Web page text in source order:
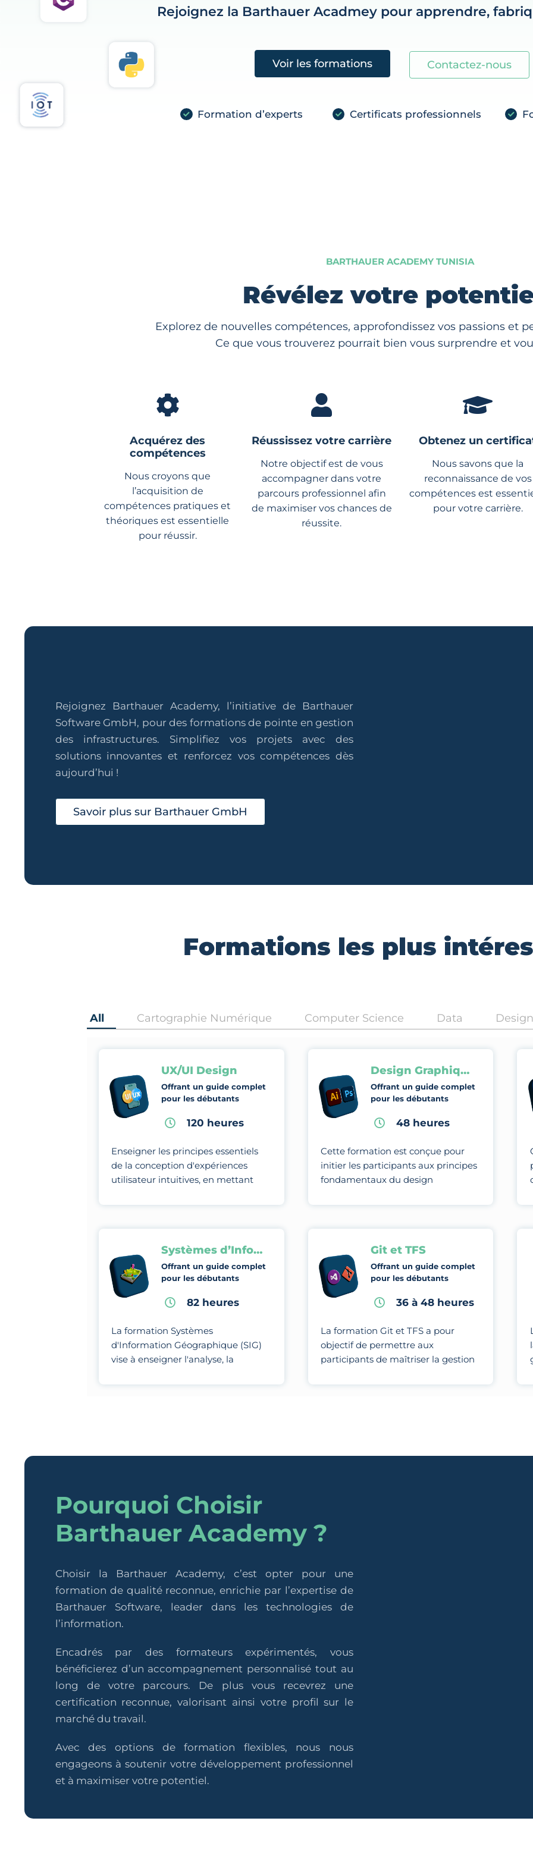
Rejoignez la Barthauer Acadmey pour apprendre,
Voir les formations Contactez-nous
Formation d’experts Certificats professionnels
BARTHAUER ACADEMY TUNISIA
Révélez votre
Explorez de nouvelles compétences, approfondissez vos passions et
Ce que vous trouverez pourrait bien vous surprendre et
Acquérez des
compétences
Nous croyons que
l’acquisition de
compétences pratiques et
théoriques est essentielle
pour réussir.
Réussissez votre carrière
Notre objectif est de vous
accompagner dans votre
parcours professionnel afin
de maximiser vos chances de
réussite.
Obtenez un
Nous savons que la
reconnaissance de vos
compétences est
pour votre carrière.
Rejoignez Barthauer Academy, l’initiative de Barthauer
Software GmbH, pour des formations de pointe en gestion
des infrastructures. Simplifiez vos projets avec des
solutions innovantes et renforcez vos compétences dès
aujourd’hui !
Savoir plus sur Barthauer GmbH
Formations les plus
All Cartographie Numérique Computer Science Data Design
UX/UI Design
Offrant un guide complet
pour les débutants
120 heures
Enseigner les principes essentiels
de la conception d'expériences
utilisateur intuitives, en mettant
l'interaction entre l'utilisateur et
Design Graphique
Offrant un guide complet
pour les débutants
48 heures
Cette formation est conçue pour
initier les participants aux principes
fondamentaux du design
des techniques et des outils
Systèmes d’Information Géographique
Offrant un guide complet
pour les débutants
82 heures
La formation Systèmes
d'Information Géographique (SIG)
vise à enseigner l'analyse, la
données géospatiales à l'aide
Git et TFS
Offrant un guide complet
pour les débutants
36 à 48 heures
La formation Git et TFS a pour
objectif de permettre aux
participants de maîtriser la gestion
équipe en utilisant Git pour le
Pourquoi Choisir
Barthauer Academy ?
Choisir la Barthauer Academy, c’est opter pour une
formation de qualité reconnue, enrichie par l’expertise de
Barthauer Software, leader dans les technologies de
l’information.
Encadrés par des formateurs expérimentés, vous
bénéficierez d’un accompagnement personnalisé tout au
long de votre parcours. De plus vous recevrez une
certification reconnue, valorisant ainsi votre profil sur le
marché du travail.
Avec des options de formation flexibles, nous nous
engageons à soutenir votre développement professionnel
et à maximiser votre potentiel.